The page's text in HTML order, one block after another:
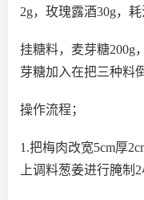
2g，玫瑰露酒30g，耗
挂糖料，麦芽糖200g
芽糖加入在把三种料
操作流程；
1.把梅肉改宽5cm厚
上调料葱姜进行腌制2